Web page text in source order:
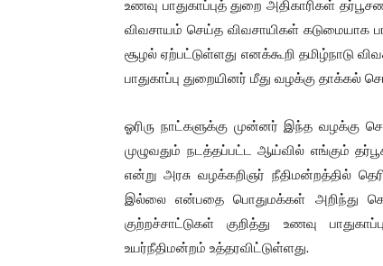
உணவு பாதுகாப்புத் துறை அதிகாரிகள்
விவசாயம் செய்த விவசாயிகள் கடுமையாக
சூழல் ஏற்பட்டுள்ளது எனக்கூறி தமிழ்நாடு
பாதுகாப்பு துறையினர் மீது வழக்கு தாக்கல்
ஓரிரு நாட்களுக்கு முன்னர் இந்த வழக்கு
முழுவதும் நடத்தப்பட்ட ஆய்வில் எங்கும்
என்று அரசு வழக்கறிஞர் நீதிமன்றத்தில்
இல்லை என்பதை பொதுமக்கள் அறிந்து
குற்றச்சாட்டுகள் குறித்து உணவு
உயர்நீதிமன்றம் உத்தரவிட்டுள்ளது.